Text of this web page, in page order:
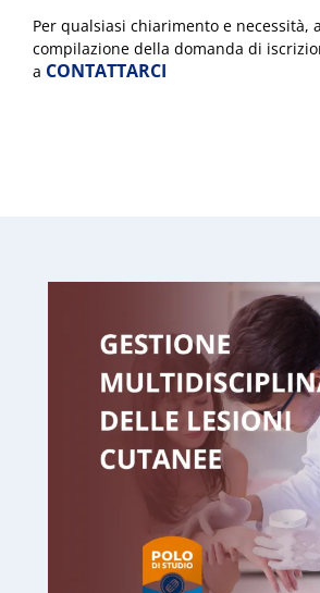
Per qualsiasi chiarimento e necessità,
compilazione della domanda di
a CONTATTARCI